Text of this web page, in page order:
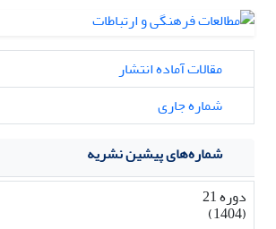
مقالات آماده انتشار
شماره جاری
شماره‌های پیشین نشریه
دوره 21
(1404)